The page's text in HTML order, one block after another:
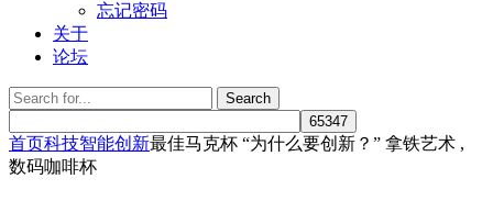
忘记密码
关于
论坛
Search
Search
for:
首页科技智能创新最佳马克杯 “为什么要创新？” 拿铁艺术 ,
数码咖啡杯